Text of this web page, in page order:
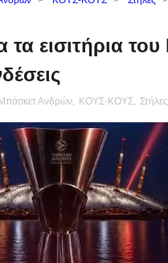
τα εισιτήρια
Μπάσκετ Ανδρών, ΚΟΥΣ-ΚΟΥΣ, Στήλες